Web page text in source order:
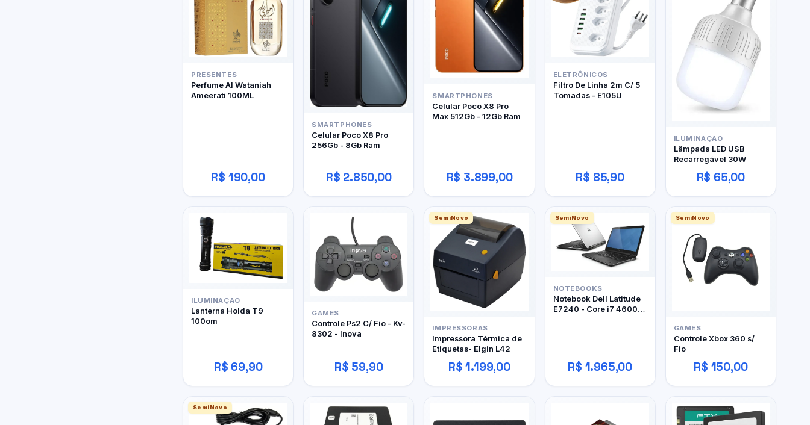
PRESENTES
Perfume Al Wataniah
Ameerati 100ML
R$ 190,00
SMARTPHONES
Celular Poco X8 Pro
256Gb - 8Gb Ram
R$ 2.850,00
SMARTPHONES
Celular Poco X8 Pro
Max 512Gb - 12Gb Ram
R$ 3.899,00
ELETRÔNICOS
Filtro De Linha 2m C/ 5
Tomadas - E105U
R$ 85,90
ILUMINAÇÃO
Lâmpada LED USB
Recarregável 30W
R$ 65,00
ILUMINAÇÃO
Lanterna Holda T9
100om
R$ 69,90
GAMES
Controle Ps2 C/ Fio - Kv-
8302 - Inova
R$ 59,90
SemiNovo
IMPRESSORAS
Impressora Térmica de
Etiquetas- Elgin L42
R$ 1.199,00
SemiNovo
NOTEBOOKS
Notebook Dell Latitude
E7240 - Core i7 4600U
R$ 1.965,00
SemiNovo
GAMES
Controle Xbox 360 s/
Fio
R$ 150,00
SemiNovo